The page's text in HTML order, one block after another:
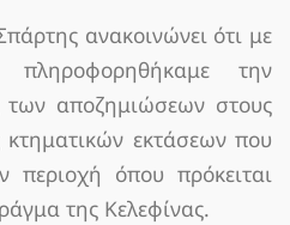
ανακοινώνει ότι με
πληροφορηθήκαμε την
των αποζημιώσεων στους
κτηματικών εκτάσεων που
περιοχή όπου πρόκειται
της Κελεφίνας.